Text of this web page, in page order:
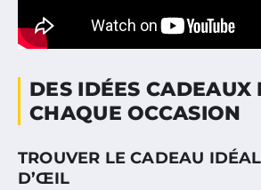
DES IDÉES CADEAUX
CHAQUE OCCASION
TROUVER LE CADEAU
D’ŒIL